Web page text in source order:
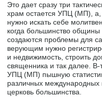
Это дает сразу три
храм остается УПЦ (МП), а,
нужно искать себе
когда большинство
создаются проблемы для
верующим нужно
и недвижимость, строить
священника и так далее. В-
УПЦ (МП) пышную
различных международных
церковь большинства.